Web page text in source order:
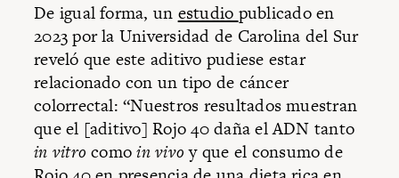
De igual forma, un estudio publicado en
2023 por la Universidad de Carolina del Sur
reveló que este aditivo pudiese estar
relacionado con un tipo de cáncer
colorrectal: “Nuestros resultados muestran
que el [aditivo] Rojo 40 daña el ADN tanto
in vitro comoin vivoy que el consumo de